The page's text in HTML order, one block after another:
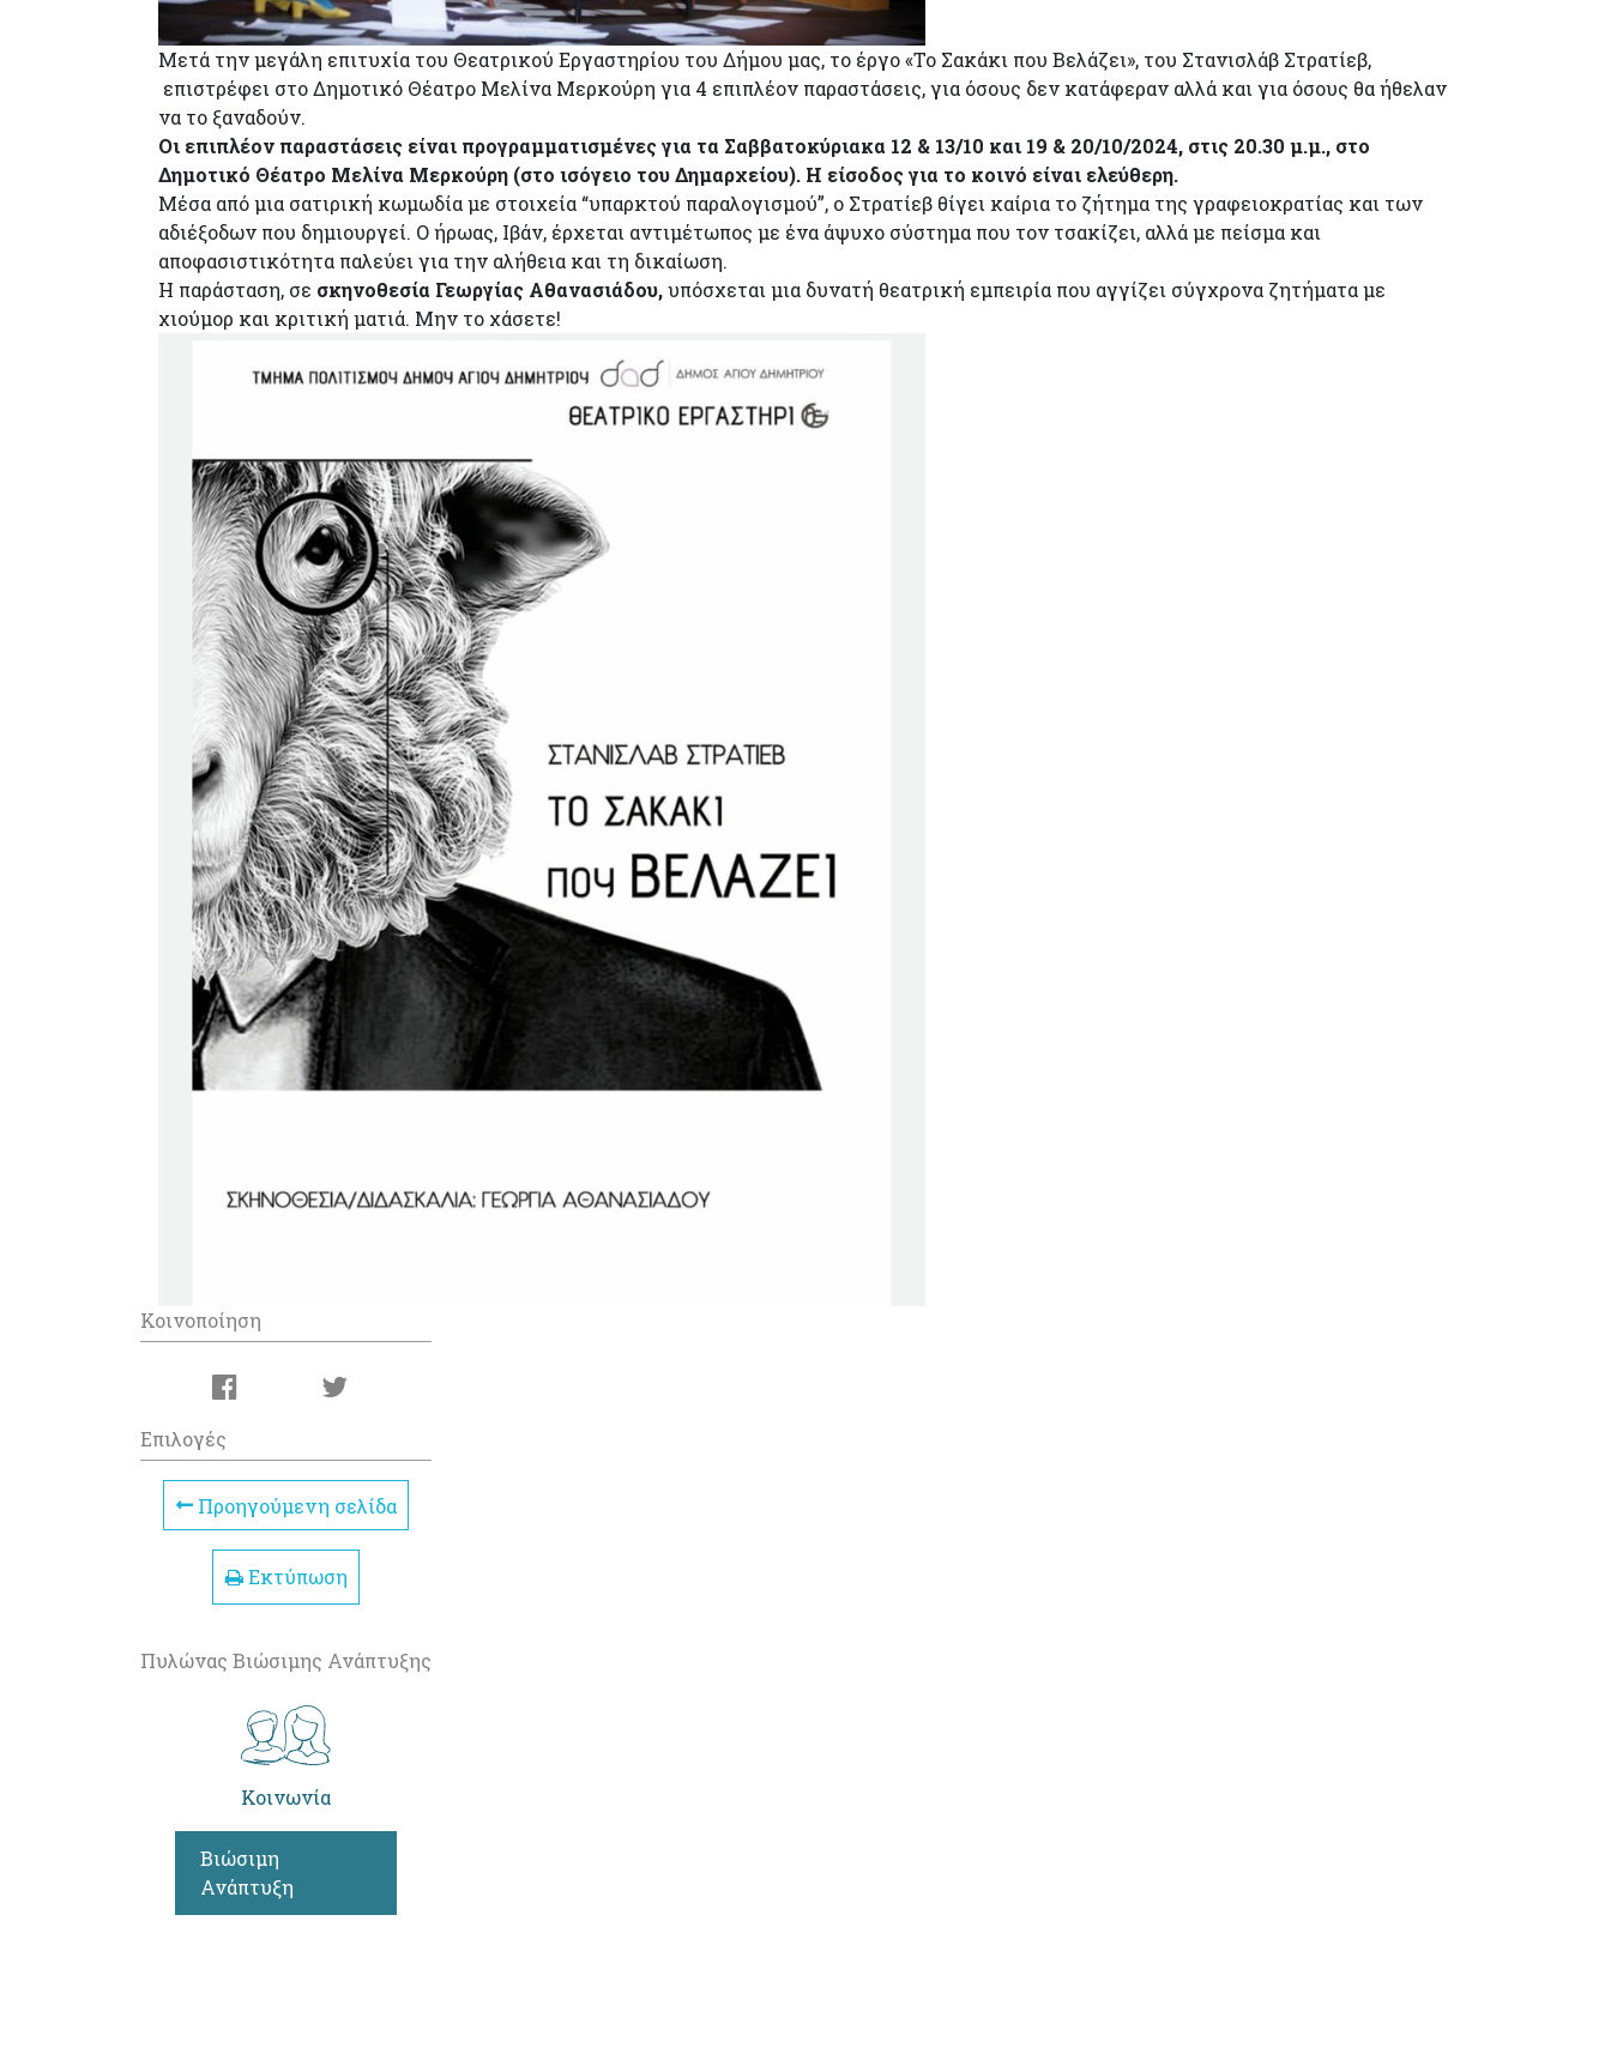
Μετά την μεγάλη επιτυχία του Θεατρικού Εργαστηρίου του Δήμου μας, τo έργο «Το Σακάκι που Βελάζει», του Στανισλάβ Στρατίεβ,
επιστρέφει στο Δημοτικό Θέατρο Μελίνα Μερκούρη για 4 επιπλέον παραστάσεις, για όσους δεν κατάφεραν αλλά και για όσους θα ήθελαν
να το ξαναδούν.
Οι επιπλέον παραστάσεις είναι προγραμματισμένες για τα Σαββατοκύριακα 12 & 13/10 και 19 & 20/10/2024, στις 20.30 μ.μ., στο
Δημοτικό Θέατρο Μελίνα Μερκούρη (στο ισόγειο του Δημαρχείου). Η είσοδος για το κοινό είναι ελεύθερη.
Μέσα από μια σατιρική κωμωδία με στοιχεία “υπαρκτού παραλογισμού”, ο Στρατίεβ θίγει καίρια το ζήτημα της γραφειοκρατίας και των
αδιέξοδων που δημιουργεί. Ο ήρωας, Ιβάν, έρχεται αντιμέτωπος με ένα άψυχο σύστημα που τον τσακίζει, αλλά με πείσμα και
αποφασιστικότητα παλεύει για την αλήθεια και τη δικαίωση.
Η παράσταση, σε σκηνοθεσία Γεωργίας Αθανασιάδου,υπόσχεται μια δυνατή θεατρική εμπειρία που αγγίζει σύγχρονα ζητήματα με
χιούμορ και κριτική ματιά. Μην το χάσετε!
Κοινοποίηση
Επιλογές
Προηγούμενη σελίδα
Εκτύπωση
Πυλώνας Βιώσιμης Ανάπτυξης
Κοινωνία
Βιώσιμη
Ανάπτυξη